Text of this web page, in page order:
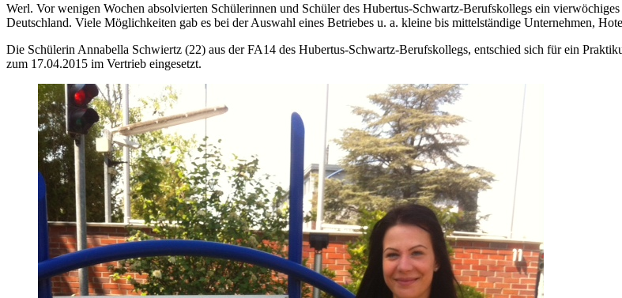
Werl. Vor wenigen Wochen absolvierten Schülerinnen und Schüler des Hubertus-Schwartz-Berufskollegs ein
Deutschland. Viele Möglichkeiten gab es bei der Auswahl eines Betriebes u. a. kleine bis mittelständige Unternehmen,
Die Schülerin Annabella Schwiertz (22) aus der FA14 des Hubertus-Schwartz-Berufskollegs, entschied sich für ein
zum 17.04.2015 im Vertrieb eingesetzt.